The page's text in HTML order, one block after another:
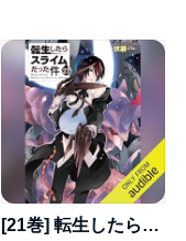
[21巻] 転生したらスライムだった件 21